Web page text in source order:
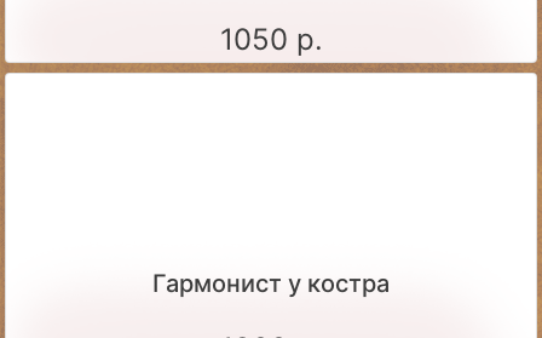
1050 р.
Гармонист у костра